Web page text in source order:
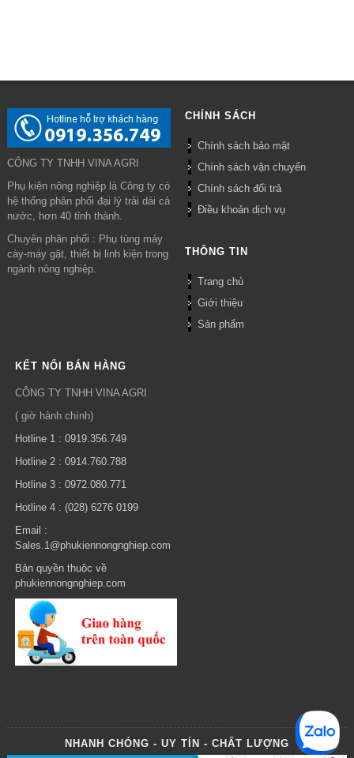
CÔNG TY TNHH VINA AGRI
Phụ kiện nông nghiệp là Công ty có
hệ thống phân phối đại lý trải dài cả
nước, hơn 40 tỉnh thành.
Chuyên phân phối : Phụ tùng máy
cày-máy gặt, thiết bị linh kiện trong
ngành nông nghiệp.
CHÍNH SÁCH
Chính sách bảo mật
Chính sách vận chuyển
Chính sách đổi trả
Điều khoản dịch vụ
THÔNG TIN
Trang chủ
Giới thiệu
Sản phẩm
KẾT NỐI BÁN HÀNG
CÔNG TY TNHH VINA AGRI
( giờ hành chính)
Hotline 1 : 0919.356.749
Hotline 2 : 0914.760.788
Hotline 3 : 0972.080.771
Hotline 4 : (028) 6276 0199
Email :
Sales.1@phukiennongnghiep.com
Bản quyền thuộc về
phukiennongnghiep.com
NHANH CHÓNG - UY TÍN - CHẤT LƯỢNG